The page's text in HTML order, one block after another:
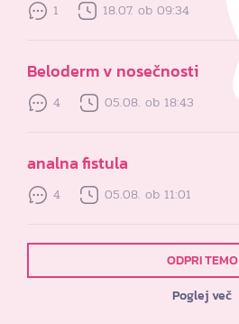
1 18.07. ob 09:34
Beloderm v nosečnosti
4 05.08. ob 18:43
analna fistula
4 05.08. ob 11:01
ODPRI TEMO
Poglej več